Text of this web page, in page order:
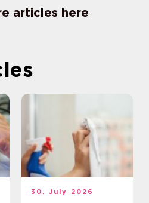
articles here
30. July 2026